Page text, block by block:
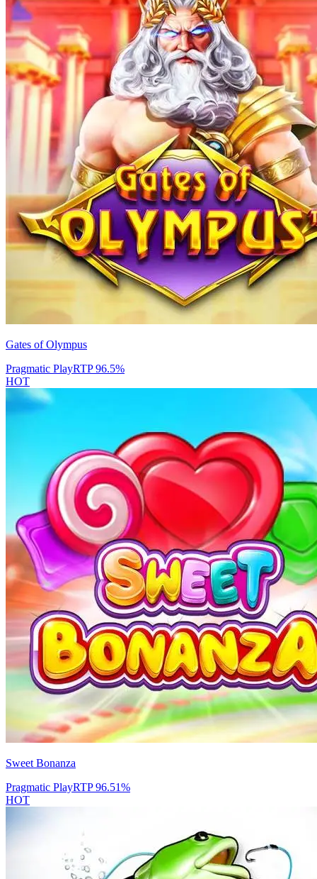
Gates of Olympus
Pragmatic PlayRTP96.5%
HOT
Sweet Bonanza
Pragmatic PlayRTP96.51%
HOT